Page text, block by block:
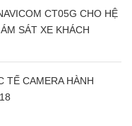
CT05G CHO HỆ
SÁT XE KHÁCH
TẾ CAMERA HÀNH